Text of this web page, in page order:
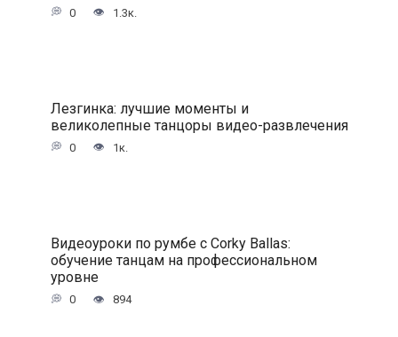
0 1.3к.
Лезгинка: лучшие моменты и
великолепные танцоры видео-развлечения
0 1к.
Видеоуроки по румбе с Corky Ballas:
обучение танцам на профессиональном
уровне
0 894